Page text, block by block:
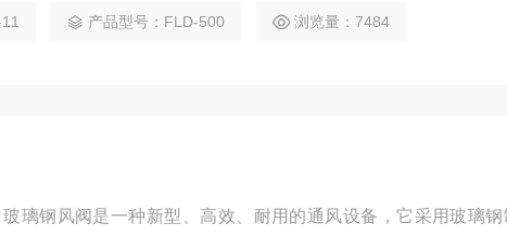
用钢管制造而成，具有柔韧性好，抗冲击良好的特点，并且具
产品型号：FLD-500 浏览量：7484
璃钢风阀是一种新型、高效、耐用的通风设备，它采用玻璃